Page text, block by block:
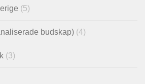
(5)
budskap) (4)
(3)